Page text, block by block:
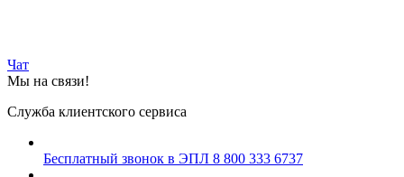
Чат
Мы на связи!
Служба клиентского сервиса
Бесплатный звонок в ЭПЛ 8 800 333 6737